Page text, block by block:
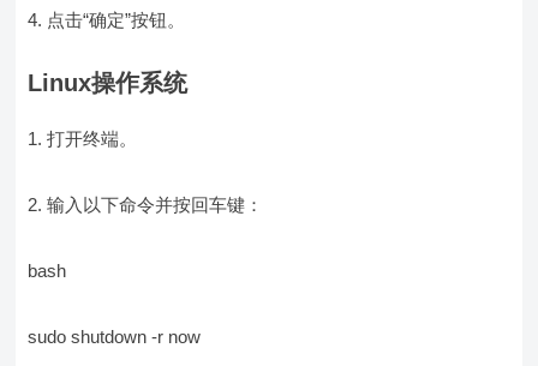
4. 点击“确定”按钮。
Linux操作系统
1. 打开终端。
2. 输入以下命令并按回车键：
bash
sudo shutdown -r now